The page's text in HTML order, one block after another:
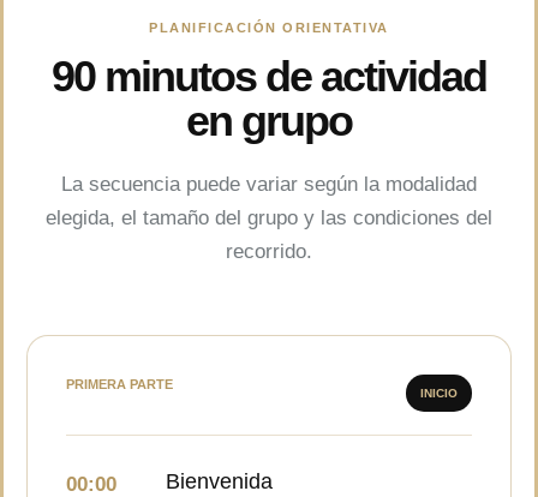
PLANIFICACIÓN ORIENTATIVA
90 minutos de actividad
en grupo
La secuencia puede variar según la modalidad
elegida, el tamaño del grupo y las condiciones del
recorrido.
PRIMERA PARTE
INICIO
00:00 Bienvenida